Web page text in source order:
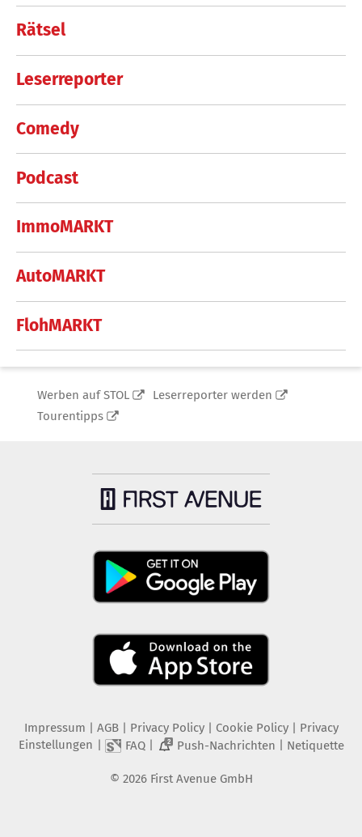
Rätsel
Leserreporter
Comedy
Podcast
ImmoMARKT
AutoMARKT
FlohMARKT
Werben auf STOL
Leserreporter werden
Tourentipps
Impressum AGB Privacy Policy| Cookie Policy| Privacy
Einstellungen
FAQ| 2 Push-Nachrichten Netiquette
© 2026 First Avenue GmbH